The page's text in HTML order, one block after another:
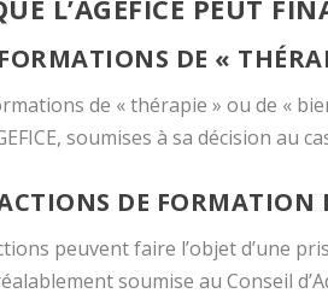
L’AGEFICE PEUT
DE «
de « thérapie » ou de «
soumises à sa décision
DE FORMATION
peuvent faire l’objet d’une
soumise au Conseil